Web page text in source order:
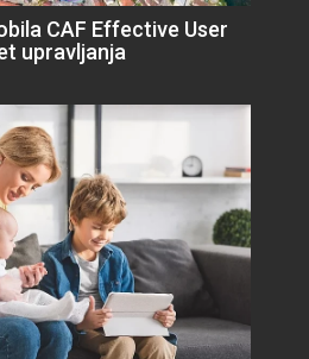
CAF Effective User
upravljanja